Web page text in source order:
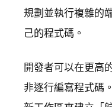
規劃並執行複雜的
己的程式碼。
開發者可以在更高
非逐行編寫程式碼